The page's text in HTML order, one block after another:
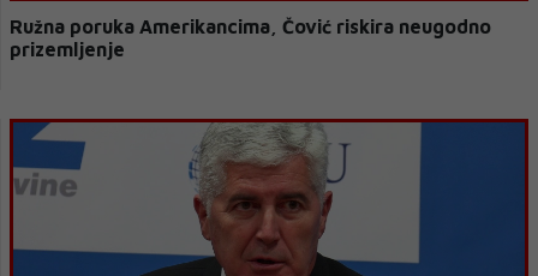
Ružna poruka Amerikancima, Čović riskira neugodno
prizemljenje